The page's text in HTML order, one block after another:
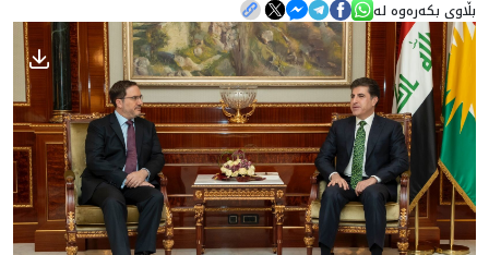
هه‌واڵ
گەلەری
بڵاوی بکەرەوە لە